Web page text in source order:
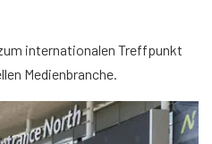
internationalen Treffpunkt
Medienbranche.